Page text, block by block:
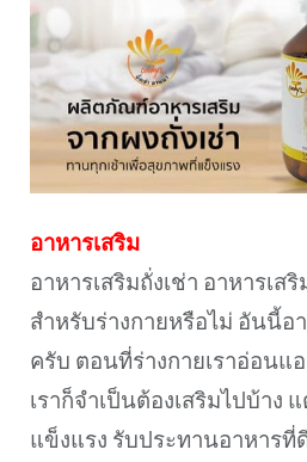
อาหารเสริม
อาหารเสริมถั่งเช่า อาหารเส
สำหรับร่างกายหรือไม่ อันนี้อ
ครับ ตอนที่ร่างกายเราอ่อนแ
เราก็จำเป็นต้องเสริมไปบ้าง
แข็งแรง รับประทานอาหารที่